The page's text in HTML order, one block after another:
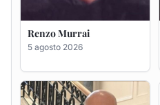
Renzo Murrai
5 agosto 2026